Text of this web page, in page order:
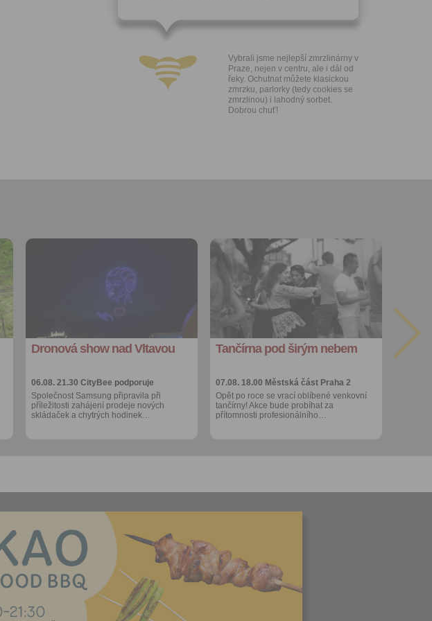
Vybrali jsme nejlepší zmrzlinárny v
Praze, nejen v centru, ale i dál od
řeky. Ochutnat můžete klasickou
zmrzku, parlorky (tedy cookies se
zmrzlinou) i lahodný sorbet.
Dobrou chuť!
Dronová show nad Vltavou
06.08. 21.30 CityBee podporuje
Společnost Samsung připravila při
příležitosti zahájení prodeje nových
skládaček a chytrých hodinek…
export do
Více výhod pro
Tančírna pod širým nebem
07.08. 18.00 Městská část Praha 2
Opět po roce se vrací oblíbené venkovní
tančírny! Akce bude probíhat za
přítomnosti profesionálního…
Přidat do
oblíbených
Sdílet:
Facebook
export do
kalendáře
Více výhod pro
materiálů a pozvánek na akce v Praze.
zpracováním osobních údajů pro tento